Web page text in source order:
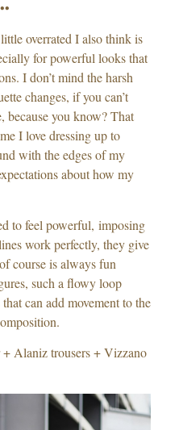
overrated I also think is
for powerful looks that
I don’t mind the harsh
changes, if you can’t
because you know? That
I love dressing up to
with the edges of my
about how my
to feel powerful, imposing
work perfectly, they give
course is always fun
such a flowy loop
can add movement to the
Alaniz trousers + Vizzano